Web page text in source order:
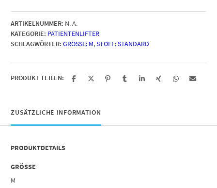
ARTIKELNUMMER: N. A.
KATEGORIE: PATIENTENLIFTER
SCHLAGWÖRTER: GRÖSSE: M ,STOFF: STANDARD
PRODUKT TEILEN:
ZUSÄTZLICHE INFORMATION
PRODUKTDETAILS
GRÖSSE
M